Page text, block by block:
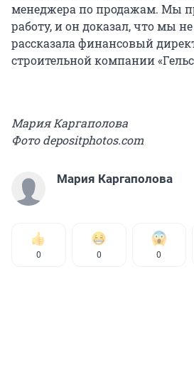
менеджера по продажам. Мы
работу, и он доказал, что мы
рассказала финансовый
строительной компании
Мария Каргаполова
Фото depositphotos.com
Мария Каргаполова
0 0 0